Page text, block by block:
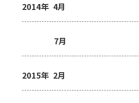
2014年 4月
7月
2015年 2月